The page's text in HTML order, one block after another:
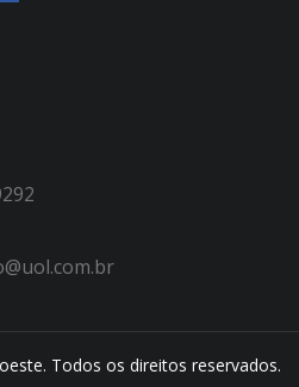
Todos os direitos reservados.